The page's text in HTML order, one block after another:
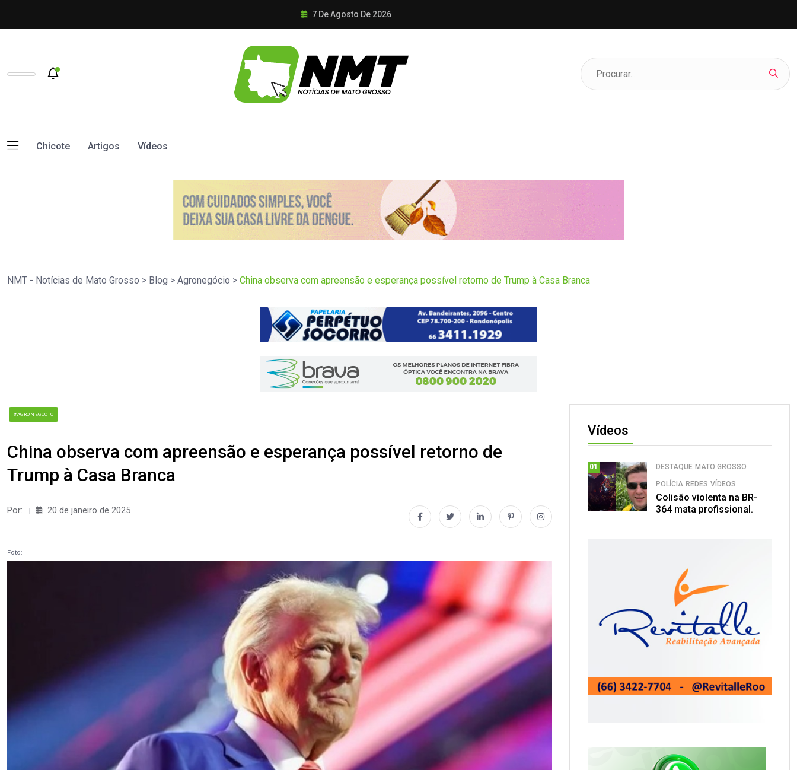
7 De Agosto De 2026
Chicote Artigos Vídeos
NMT - Notícias de Mato Grosso > Blog > Agronegócio > China observa com apreensão e esperança possível retorno de Trump à Casa Branca
#AGRONEGÓCIO
China observa com apreensão e esperança possível retorno de
Trump à Casa Branca
Por: 20 de janeiro de 2025
Foto:
Vídeos
01 DESTAQUE MATO GROSSO
POLÍCIA REDES VÍDEOS
Colisão violenta na BR-
364 mata profissional.